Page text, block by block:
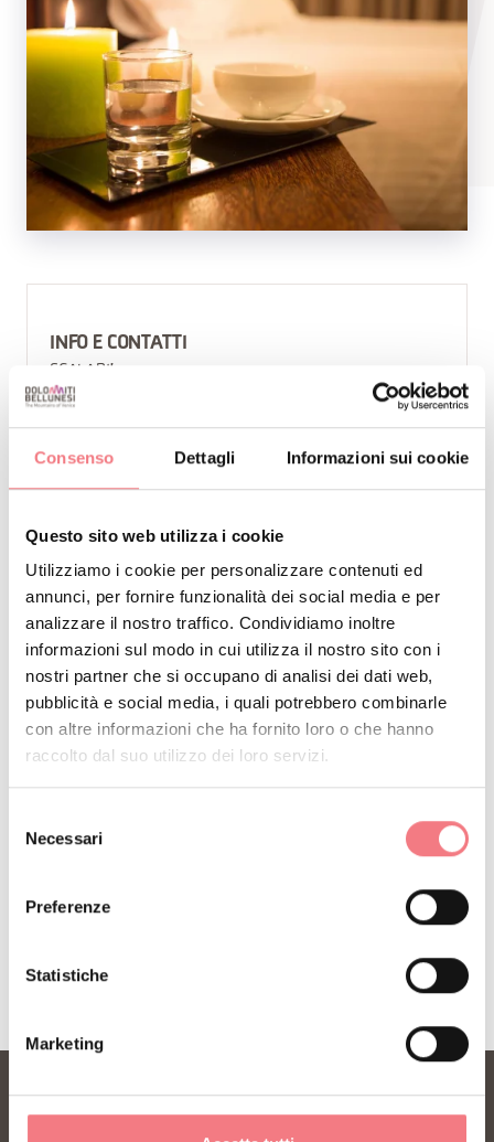
Consenso Dettagli Informazioni sui cookie
Questo sito web utilizza i cookie
Utilizziamo i cookie per personalizzare contenuti ed
annunci, per fornire funzionalità dei social media e per
analizzare il nostro traffico. Condividiamo inoltre
informazioni sul modo in cui utilizza il nostro sito con i
nostri partner che si occupano di analisi dei dati web,
pubblicità e social media, i quali potrebbero combinarle
con altre informazioni che ha fornito loro o che hanno
raccolto dal suo utilizzo dei loro servizi.
delNecessari
Preferenze
Statistiche
Marketing
INFO E CONTATTI
SCALABI'
PRENOTA
RICHIEDI INFORMAZIONI